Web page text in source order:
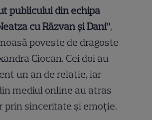
publicului din echipa
cu Răzvan și Dani”,
poveste de dragoste
Ciocan. Cei doi au
un an de relație, iar
mediul online au atras
prin sinceritate și emoție.